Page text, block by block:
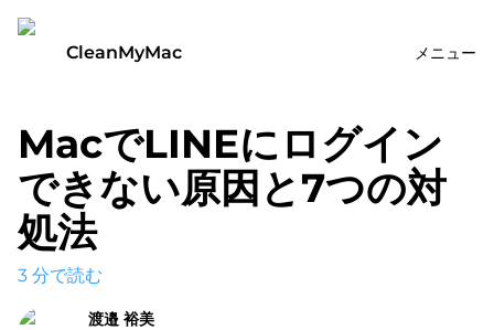
CleanMyMac メニュー
MacでLINEにログイン
できない原因と7つの対
処法
3 分で読む
渡邉 裕美